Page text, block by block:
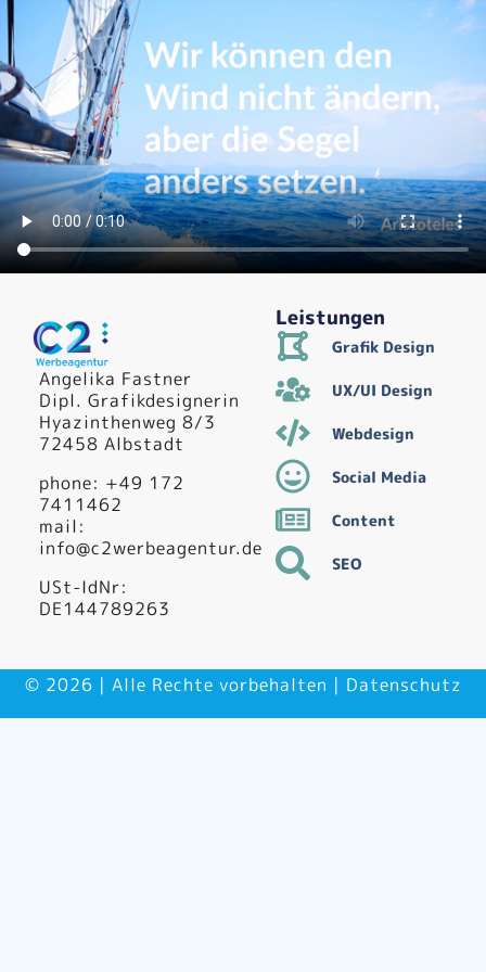
Angelika Fastner
Dipl. Grafikdesignerin
Hyazinthenweg 8/3
72458 Albstadt
phone: +49 172
7411462
mail:
info@c2werbeagentur.de
USt-IdNr:
DE144789263
Leistungen
Grafik Design
UX/UI Design
Webdesign
Social Media
Content
SEO
© 2026 | Alle Rechte vorbehalten | Datenschutz